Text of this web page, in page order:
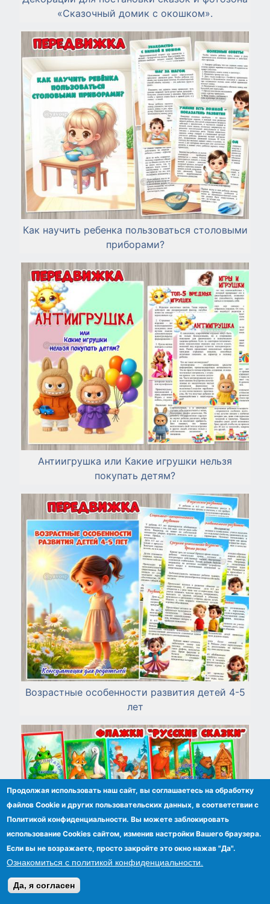
«Сказочный домик с окошком».
Как научить ребенка пользоваться столовыми
приборами?
Антиигрушка или Какие игрушки нельзя
покупать детям?
Возрастные особенности развития детей 4-5
лет
Продолжая использовать наш сайт, вы соглашаетесь на обработку
файлов Сookie и других пользовательских данных, в соответствии с
Политикой конфиденциальности. Вы можете заблокировать
использование Cookies сайтом, изменив настройки Вашего браузера.
Если вы не возражаете, просто закройте это окно нажав "Да".
Ознакомиться с политикой конфиденциальности.
Да, я согласен